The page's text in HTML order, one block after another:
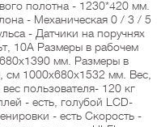
полотна - 1230*420 мм.
- Механическая 0 / 3 / 5
- Датчики на поручнях
10А Размеры в рабочем
мм. Размеры в
см 1000х680х1532 мм. Вес,
пользователя- 120 кг
- есть, голубой LCD-
- есть Скорость -